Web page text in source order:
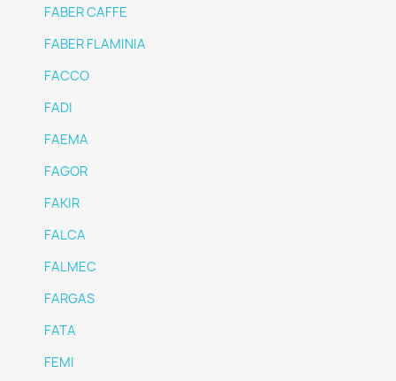
FABER CAFFE
FABER FLAMINIA
FACCO
FADI
FAEMA
FAGOR
FAKIR
FALCA
FALMEC
FARGAS
FATA
FEMI